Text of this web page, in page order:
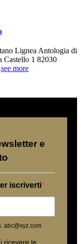
Lignea Antologia di
Castello 1 82030
see more